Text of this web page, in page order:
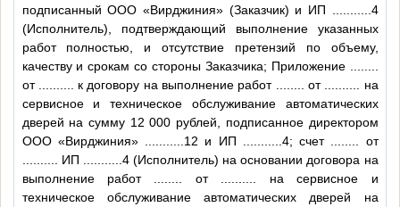
подписанный ООО «Вирджиния» (Заказчик) и ИП
...........4
(Исполнитель), подтверждающий выполнение указанных
работ полностью, и отсутствие претензий по объему,
качеству и срокам со стороны Заказчика; Приложение
от
к договору на выполнение работ от
на
сервисное и техническое обслуживание автоматических
дверей на сумму 12 000 рублей, подписанное директором
ООО «Вирджиния»
...........12 и ИП ...........4; счет
от
ИП ...........4(Исполнитель) на основании договора на
выполнение работ
от
на сервисное и
техническое обслуживание автоматических дверей на